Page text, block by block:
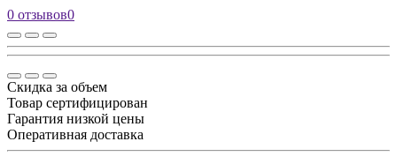
0 отзывов0
Скидка за объем
Товар сертифицирован
Гарантия низкой цены
Оперативная доставка